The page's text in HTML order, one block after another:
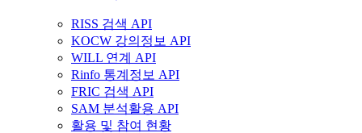
RISS 검색 API
KOCW 강의정보 API
WILL 연계 API
Rinfo 통계정보 API
FRIC 검색 API
SAM 분석활용 API
활용 및 참여 현황